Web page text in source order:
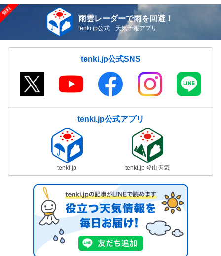
雨雲レーダーで雨を回避！
tenki.jp公式 天気予報アプリ
tenki.jp公式SNS
tenki.jp公式アプリ
tenki.jp tenki.jp 登山天気